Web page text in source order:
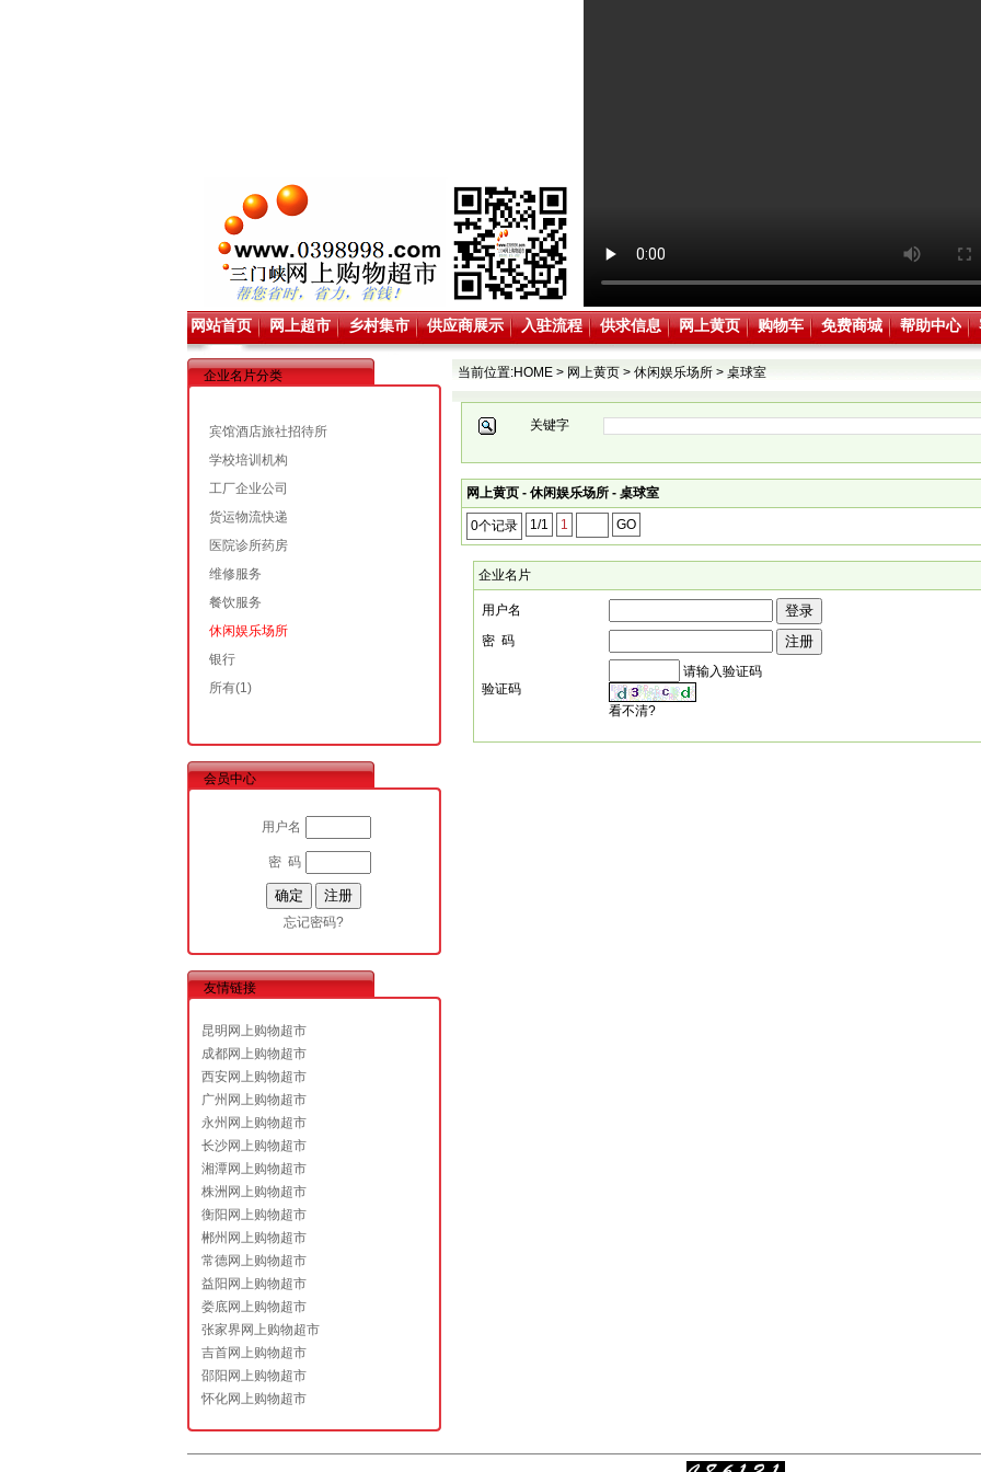
网站首页 网上超市 乡村集市 供应商展示 入驻流程 供求信息 网上黄页 购物车 免费商城 帮助中心
企业名片分类
宾馆酒店旅社招待所
学校培训机构
工厂企业公司
货运物流快递
医院诊所药房
维修服务
餐饮服务
休闲娱乐场所
银行
所有(1)
会员中心
用户名
密 码
忘记密码?
友情链接
昆明网上购物超市
成都网上购物超市
西安网上购物超市
广州网上购物超市
永州网上购物超市
长沙网上购物超市
湘潭网上购物超市
株洲网上购物超市
衡阳网上购物超市
郴州网上购物超市
常德网上购物超市
益阳网上购物超市
娄底网上购物超市
张家界网上购物超市
吉首网上购物超市
邵阳网上购物超市
怀化网上购物超市
当前位置:HOME> 网上黄页> 休闲娱乐场所> 桌球室
关键字
网上黄页 - 休闲娱乐场所 - 桌球室
0个记录 1/1 1 GO
企业名片
用户名
密 码
验证码
请输入验证码
看不清?